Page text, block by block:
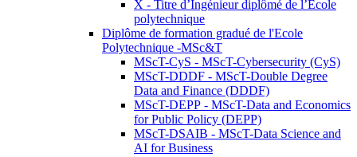
X - Titre d’Ingénieur diplômé de l’École
polytechnique
Diplôme de formation gradué de l'Ecole
Polytechnique -MSc&T
MScT-CyS - MScT-Cybersecurity (CyS)
MScT-DDDF - MScT-Double Degree
Data and Finance (DDDF)
MScT-DEPP - MScT-Data and Economics
for Public Policy (DEPP)
MScT-DSAIB - MScT-Data Science and
AI for Business